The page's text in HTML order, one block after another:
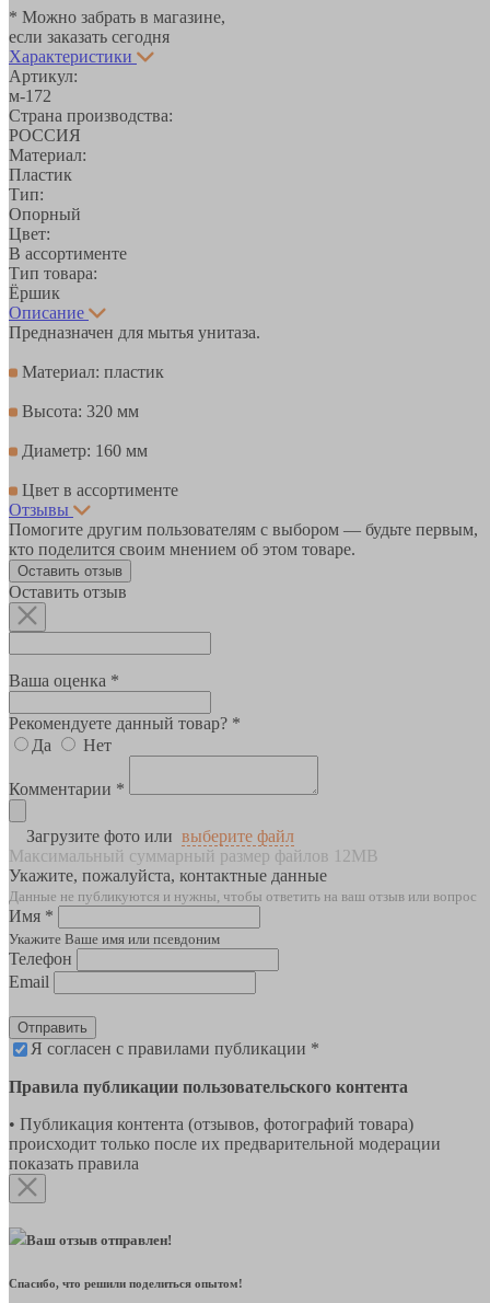
* Можно забрать в магазине,
если заказать сегодня
Характеристики
Артикул:
м-172
Страна производства:
РОССИЯ
Материал:
Пластик
Тип:
Опорный
Цвет:
В ассортименте
Тип товара:
Ёршик
Описание
Предназначен для мытья унитаза.
Материал: пластик
Высота: 320 мм
Диаметр: 160 мм
Цвет в ассортименте
Отзывы
Помогите другим пользователям с выбором — будьте первым,
кто поделится своим мнением об этом товаре.
Оставить отзыв
Оставить отзыв
Ваша оценка *
Рекомендуете данный товар? *
Да
Нет
Комментарии *
Загрузите фото или выберите файл
Максимальный суммарный размер файлов 12MB
Укажите, пожалуйста, контактные данные
Данные не публикуются и нужны, чтобы ответить на ваш отзыв или вопрос
Имя *
Укажите Ваше имя или псевдоним
Телефон
Email
Отправить
Я согласен с правилами публикации *
Правила публикации пользовательского контента
• Публикация контента (отзывов, фотографий товара)
происходит только после их предварительной модерации
показать правила
Ваш отзыв отправлен!
Спасибо, что решили поделиться опытом!